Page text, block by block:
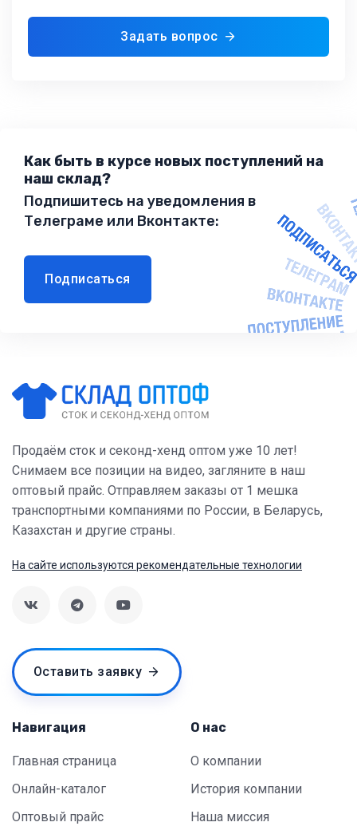
Задать вопрос
Как быть в курсе новых поступлений на
наш склад?
Подпишитесь на уведомления в
Телеграме или Вконтакте:
Подписаться
Продаём сток и секонд-хенд оптом уже 10 лет!
Снимаем все позиции на видео, загляните в наш
оптовый прайс. Отправляем заказы от 1 мешка
транспортными компаниями по России, в Беларусь,
Казахстан и другие страны.
На сайте используются рекомендательные технологии
Оставить заявку
Навигация
Главная страница
Онлайн-каталог
Оптовый прайс
О нас
О компании
История компании
Наша миссия